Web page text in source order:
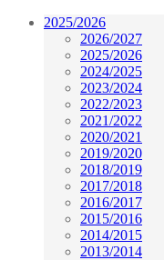
2025/2026
2026/2027
2025/2026
2024/2025
2023/2024
2022/2023
2021/2022
2020/2021
2019/2020
2018/2019
2017/2018
2016/2017
2015/2016
2014/2015
2013/2014